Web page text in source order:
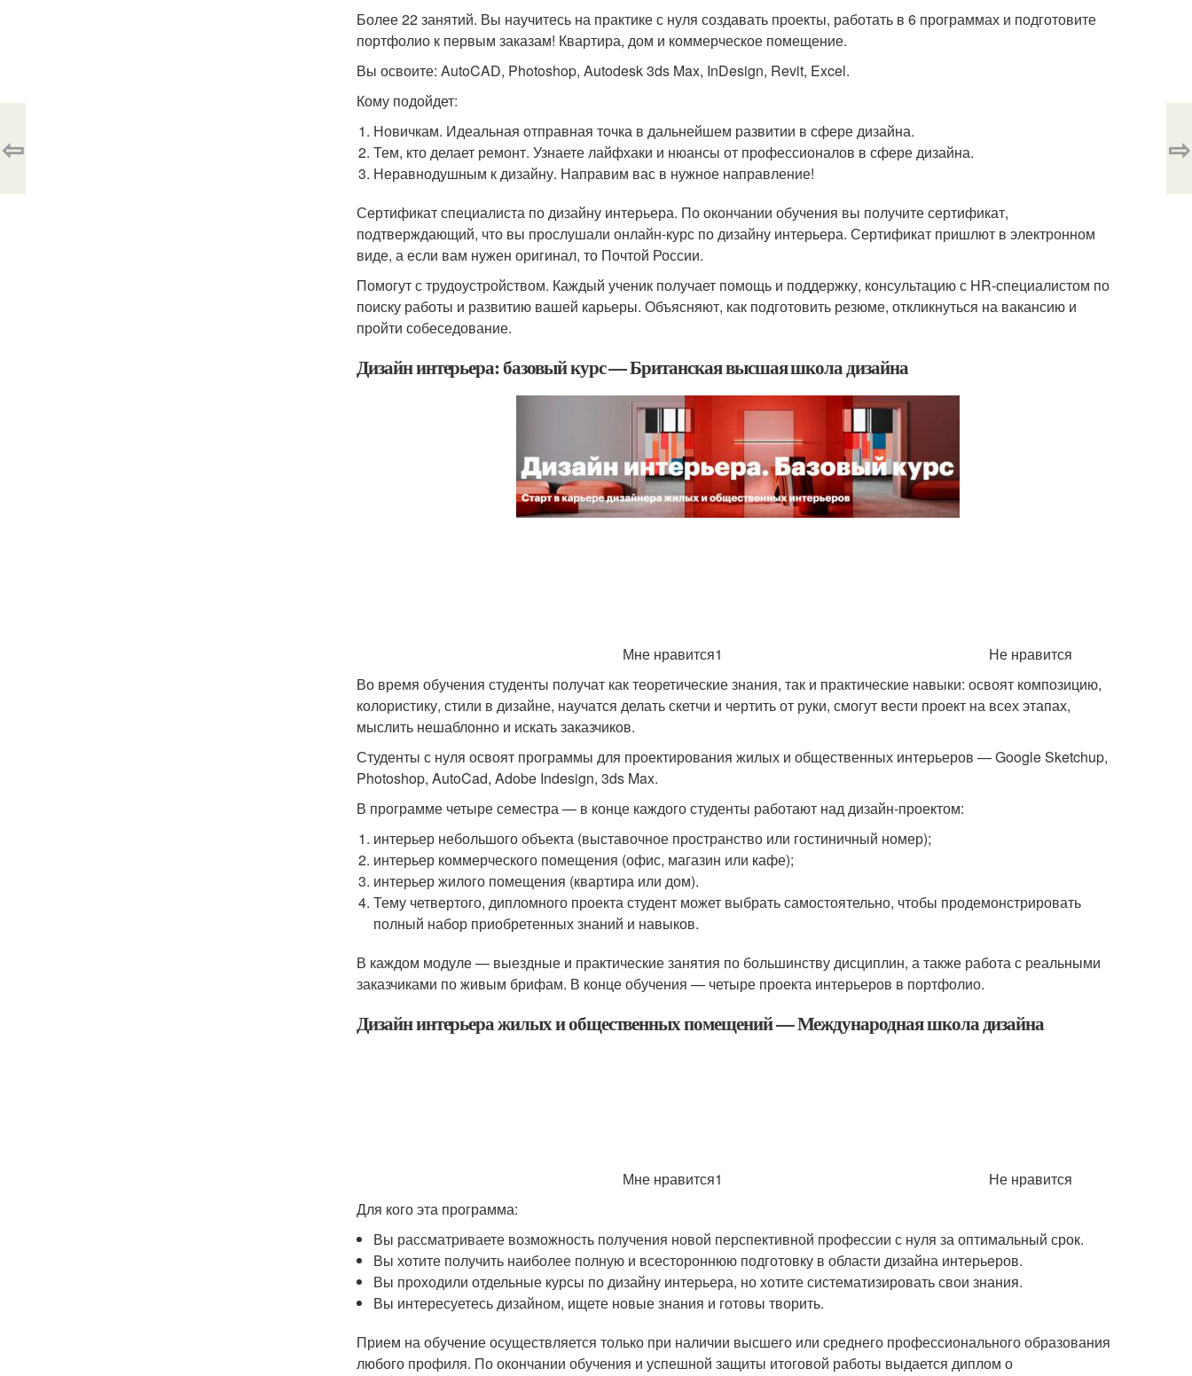
Более 22 занятий. Вы научитесь на практике с нуля создавать проекты, работать в 6 программах и подготовите
портфолио к первым заказам! Квартира, дом и коммерческое помещение.
Вы освоите: AutoCAD, Photoshop, Autodesk 3ds Max, InDesign, Revit, Excel.
Кому подойдет:
Новичкам. Идеальная отправная точка в дальнейшем развитии в сфере дизайна.
Тем, кто делает ремонт. Узнаете лайфхаки и нюансы от профессионалов в сфере дизайна.
Неравнодушным к дизайну. Направим вас в нужное направление!
Сертификат специалиста по дизайну интерьера. По окончании обучения вы получите сертификат,
подтверждающий, что вы прослушали онлайн-курс по дизайну интерьера. Сертификат пришлют в электронном
виде, а если вам нужен оригинал, то Почтой России.
Помогут с трудоустройством. Каждый ученик получает помощь и поддержку, консультацию с HR-специалистом по
поиску работы и развитию вашей карьеры. Объясняют, как подготовить резюме, откликнуться на вакансию и
пройти собеседование.
Дизайн интерьера: базовый курс — Британская высшая школа дизайна
Мне нравится1
Не нравится
Во время обучения студенты получат как теоретические знания, так и практические навыки: освоят композицию,
колористику, стили в дизайне, научатся делать скетчи и чертить от руки, смогут вести проект на всех этапах,
мыслить нешаблонно и искать заказчиков.
Студенты с нуля освоят программы для проектирования жилых и общественных интерьеров — Google Sketchup,
Photoshop, AutoCad, Adobe Indesign, 3ds Max.
В программе четыре семестра — в конце каждого студенты работают над дизайн-проектом:
интерьер небольшого объекта (выставочное пространство или гостиничный номер);
интерьер коммерческого помещения (офис, магазин или кафе);
интерьер жилого помещения (квартира или дом).
Тему четвертого, дипломного проекта студент может выбрать самостоятельно, чтобы продемонстрировать
полный набор приобретенных знаний и навыков.
В каждом модуле — выездные и практические занятия по большинству дисциплин, а также работа с реальными
заказчиками по живым брифам. В конце обучения — четыре проекта интерьеров в портфолио.
Дизайн интерьера жилых и общественных помещений — Международная школа дизайна
Мне нравится1
Не нравится
Для кого эта программа:
Вы рассматриваете возможность получения новой перспективной профессии с нуля за оптимальный срок.
Вы хотите получить наиболее полную и всестороннюю подготовку в области дизайна интерьеров.
Вы проходили отдельные курсы по дизайну интерьера, но хотите систематизировать свои знания.
Вы интересуетесь дизайном, ищете новые знания и готовы творить.
Прием на обучение осуществляется только при наличии высшего или среднего профессионального образования
любого профиля. По окончании обучения и успешной защиты итоговой работы выдается диплом о
⇦ ⇨